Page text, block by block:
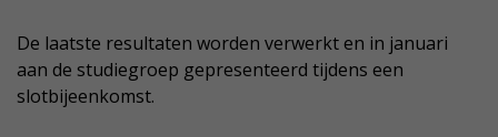
De laatste resultaten worden verwerkt en in januari
aan de studiegroep gepresenteerd tijdens een
slotbijeenkomst.